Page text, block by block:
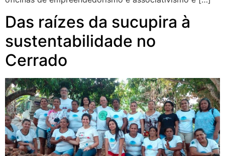
Das raízes da sucupira à
sustentabilidade no
Cerrado